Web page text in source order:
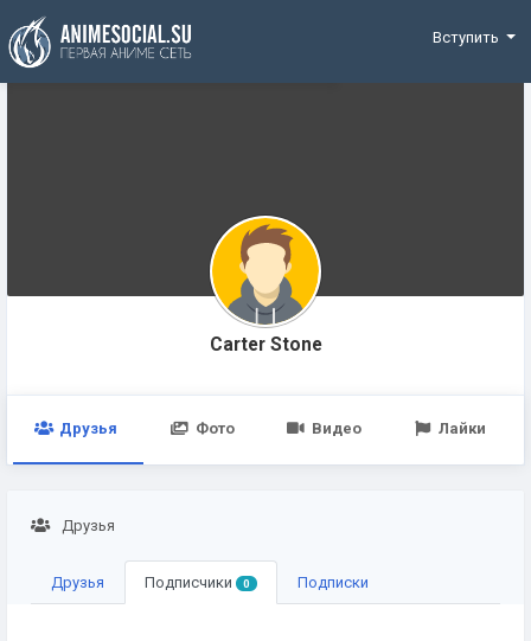
Funding
Вступить
Carter Stone
Друзья Фото Видео Лайки
Друзья
Друзья Подписчики 0 Подписки